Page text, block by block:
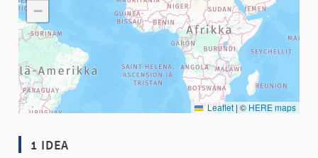
−
Leaflet | © HERE maps
1 IDEA